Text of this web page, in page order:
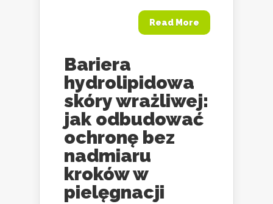
Read More
Bariera
hydrolipidowa
skóry wrażliwej:
jak odbudować
ochronę bez
nadmiaru
kroków w
pielęgnacji